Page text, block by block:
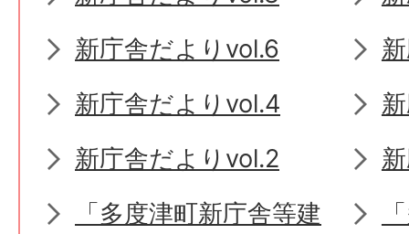
新庁舎だよりvol.6
新庁舎だよりvol.4
新庁舎だよりvol.2
「多度津町新庁舎等建